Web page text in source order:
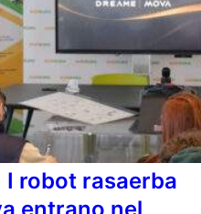
I robot rasaerba